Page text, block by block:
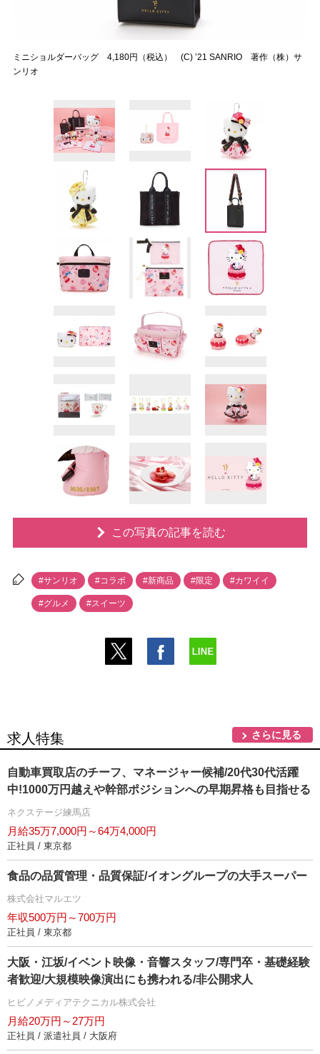
ミニショルダーバッグ 4,180円（税込） (C) ’21 SANRIO 著作（株）サ
ンリオ
この写真の記事を読む
#サンリオ #コラボ #新商品 #限定 #カワイイ
#グルメ #スイーツ
求人特集 さらに見る
自動車買取店のチーフ、マネージャー候補/20代30代活躍
中!1000万円越えや幹部ポジションへの早期昇格も目指せる
ネクステージ練馬店
月給35万7,000円～64万4,000円
正社員 / 東京都
食品の品質管理・品質保証/イオングループの大手スーパー
株式会社マルエツ
年収500万円～700万円
正社員 / 東京都
大阪・江坂/イベント映像・音響スタッフ/専門卒・基礎経験
者歓迎/大規模映像演出にも携われる/非公開求人
ヒビノメディアテクニカル株式会社
月給20万円～27万円
正社員 / 派遣社員 / 大阪府